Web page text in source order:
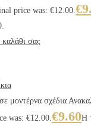
price was: €12.00. €
σας
μοντέρνα σχέδια
was: €12.00. €9.60Η